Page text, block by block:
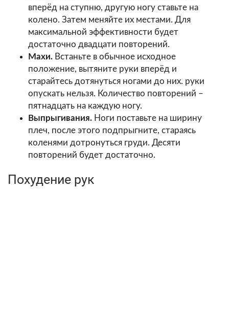
вперёд на ступню, другую ногу ставьте на
колено. Затем меняйте их местами. Для
максимальной эффективности будет
достаточно двадцати повторений.
Махи. Встаньте в обычное исходное
положение, вытяните руки вперёд и
старайтесь дотянуться ногами до них. руки
опускать нельзя. Количество повторений –
пятнадцать на каждую ногу.
Выпрыгивания. Ноги поставьте на ширину
плеч, после этого подпрыгните, стараясь
коленями дотронуться груди. Десяти
повторений будет достаточно.
Похудение рук